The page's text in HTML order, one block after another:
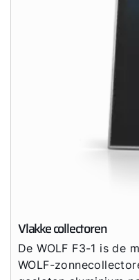
Vlakke collectoren
De WOLF F3-1 is de
WOLF-